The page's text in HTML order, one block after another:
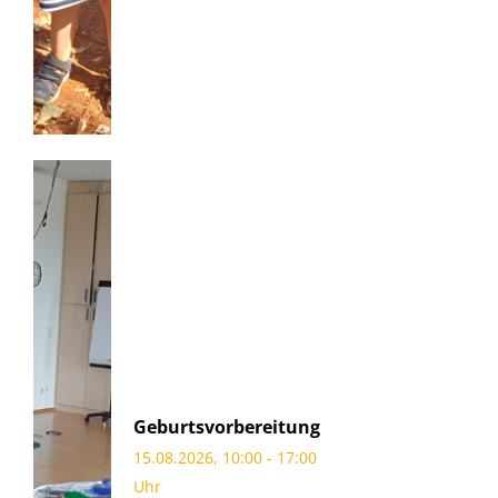
Geburtsvorbereitung
15.08.2026, 10:00 - 17:00
Uhr